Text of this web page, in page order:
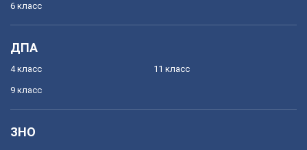
6 класс
ДПА
4 класс
9 класс
11 класс
ЗНО